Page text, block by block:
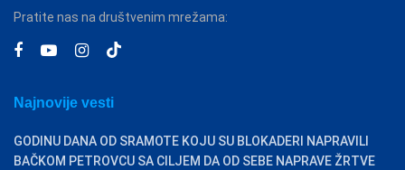
Pratite nas na društvenim mrežama:
Najnovije vesti
GODINU DANA OD SRAMOTE KOJU SU BLOKADERI NAPRAVILI
BAČKOM PETROVCU SA CILJEM DA OD SEBE NAPRAVE ŽRTVE